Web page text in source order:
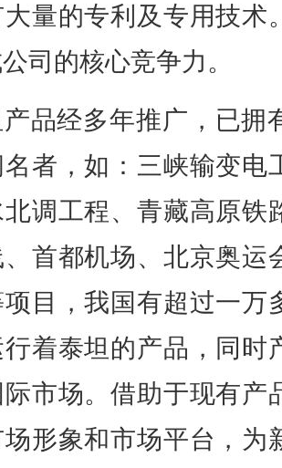
量的专利及专用技术
司的核心竞争力。
品经多年推广，已拥
者，如：三峡输变电
调工程、青藏高原铁
首都机场、北京奥运
目，我国有超过一万
着泰坦的产品，同时
市场。借助于现有产
场形象和市场平台，为